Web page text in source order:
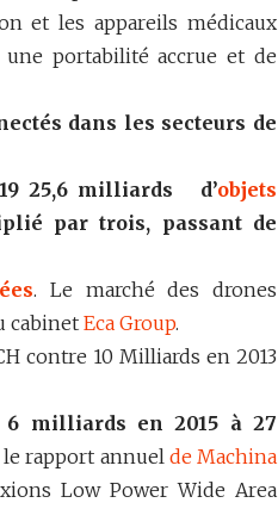
et les appareils médicaux
portabilité accrue et de
dans les secteurs de
25,6 milliards d’objets
par trois, passant de
. Le marché des drones
cabinet Eca Group.
contre 10 Milliards en 2013
milliards en 2015 à 27
le rapport annuel de Machina
Low Power Wide Area